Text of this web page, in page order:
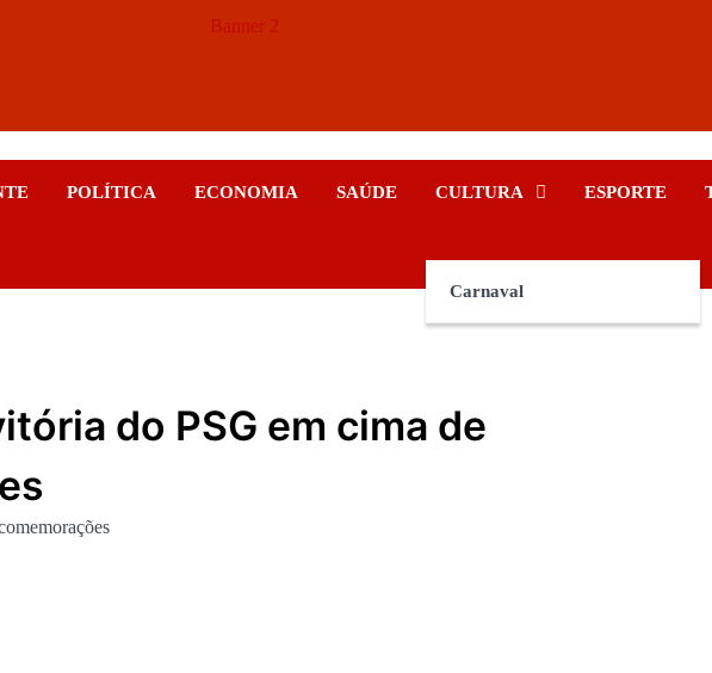
POLÍTICA ECONOMIA SAÚDE CULTURA
Carnaval
ESPORTE
do PSG em cima de